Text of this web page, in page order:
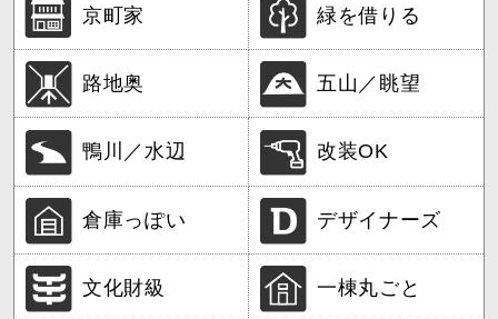
京町家 緑を借りる
路地奥 五山／眺望
鴨川／水辺 改装OK
倉庫っぽい デザイナーズ
文化財級 一棟丸ごと